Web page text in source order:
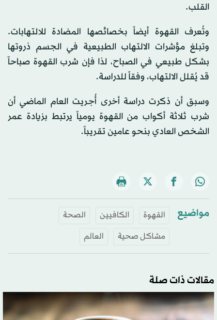
القلب.
وتُعرف القهوة أيضاً بخصائصها المضادة للالتهابات.
وتبلغ مؤشرات الالتهاب الطبيعية في الجسم ذروتها
بشكل طبيعي في الصباح، لذا فإن شرب القهوة صباحاً
قد يُقلل الالتهاب، وفقاً للدراسة.
وسبق أن ذكرت دراسة أخرى أُجريت العام الماضي أن
شرب ثلاثة أكواب من القهوة يومياً يرتبط بزيادة عمر
الشخص العادي بنحو عامين تقريباً.
مواضيع القهوة الكافيين
الصحة
مشاكل صحية
العالم
مقالات ذات صلة